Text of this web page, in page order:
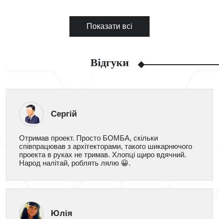
Показати всі
Відгуки
Сергій
Отримав проект. Просто БОМБА, скільки
співпрацював з архітекторами, такого шикарнючого
проекта в руках не тримав. Хлопці щиро вдячний.
Народ налітай, роблять лялю 😀.
Юлія